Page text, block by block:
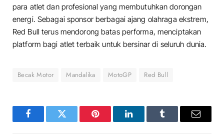
para atlet dan profesional yang membutuhkan dorongan
energi. Sebagai sponsor berbagai ajang olahraga ekstrem,
Red Bull terus mendorong batas performa, menciptakan
platform bagi atlet terbaik untuk bersinar di seluruh dunia.
Becak Motor Mandalika MotoGP Red Bull
FacebookTwitter Pinterest LinkedInTumblr Email